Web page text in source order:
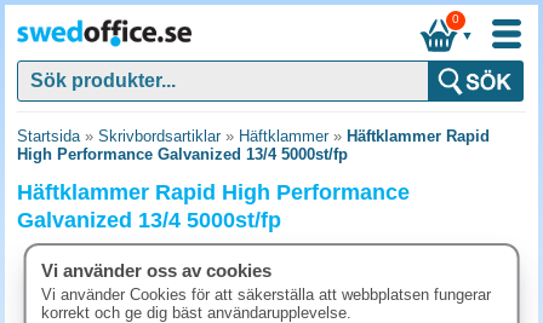
▼
0
Startsida» Skrivbordsartiklar» Häftklammer» Häftklammer Rapid
High Performance Galvanized 13/4 5000st/fp
Häftklammer Rapid High Performance
Galvanized 13/4 5000st/fp
Vi använder oss av cookies
Vi använder Cookies för att säkerställa att webbplatsen fungerar
korrekt och ge dig bäst användarupplevelse.